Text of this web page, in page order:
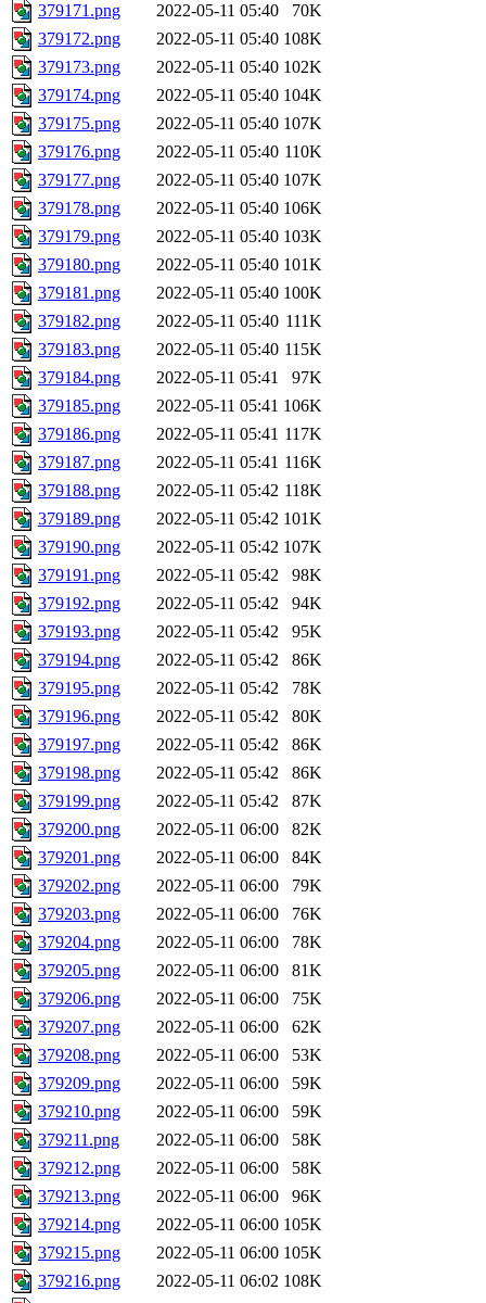
379171.png
2022-05-11 05:40
70K
379172.png
2022-05-11 05:40 108K
379173.png
2022-05-11 05:40 102K
379174.png
2022-05-11 05:40 104K
379175.png
2022-05-11 05:40 107K
379176.png
2022-05-11 05:40 110K
379177.png
2022-05-11 05:40 107K
379178.png
2022-05-11 05:40 106K
379179.png
2022-05-11 05:40 103K
379180.png
2022-05-11 05:40 101K
379181.png
2022-05-11 05:40 100K
379182.png
2022-05-11 05:40 111K
379183.png
2022-05-11 05:40 115K
379184.png
2022-05-11 05:41
97K
379185.png
2022-05-11 05:41 106K
379186.png
2022-05-11 05:41 117K
379187.png
2022-05-11 05:41 116K
379188.png
2022-05-11 05:42 118K
379189.png
2022-05-11 05:42 101K
379190.png
2022-05-11 05:42 107K
379191.png
2022-05-11 05:42
98K
379192.png
2022-05-11 05:42
94K
379193.png
2022-05-11 05:42
95K
379194.png
2022-05-11 05:42
86K
379195.png
2022-05-11 05:42
78K
379196.png
2022-05-11 05:42
80K
379197.png
2022-05-11 05:42
86K
379198.png
2022-05-11 05:42
86K
379199.png
2022-05-11 05:42
87K
379200.png
2022-05-11 06:00
82K
379201.png
2022-05-11 06:00
84K
379202.png
2022-05-11 06:00
79K
379203.png
2022-05-11 06:00
76K
379204.png
2022-05-11 06:00
78K
379205.png
2022-05-11 06:00
81K
379206.png
2022-05-11 06:00
75K
379207.png
2022-05-11 06:00
62K
379208.png
2022-05-11 06:00
53K
379209.png
2022-05-11 06:00
59K
379210.png
2022-05-11 06:00
59K
379211.png
2022-05-11 06:00
58K
379212.png
2022-05-11 06:00
58K
379213.png
2022-05-11 06:00
96K
379214.png
2022-05-11 06:00 105K
379215.png
2022-05-11 06:00 105K
379216.png
2022-05-11 06:02 108K